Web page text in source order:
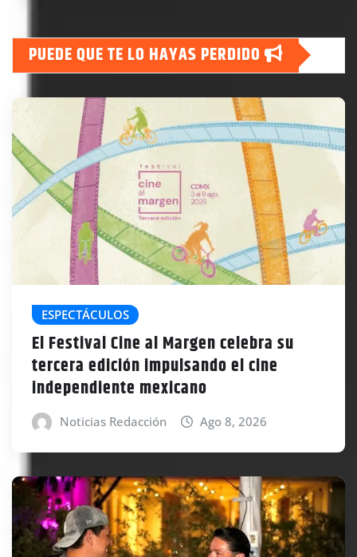
PUEDE QUE TE LO HAYAS PERDIDO
ESPECTÁCULOS
El Festival Cine al Margen celebra su
tercera edición impulsando el cine
independiente mexicano
Noticias Redacción Ago 8, 2026